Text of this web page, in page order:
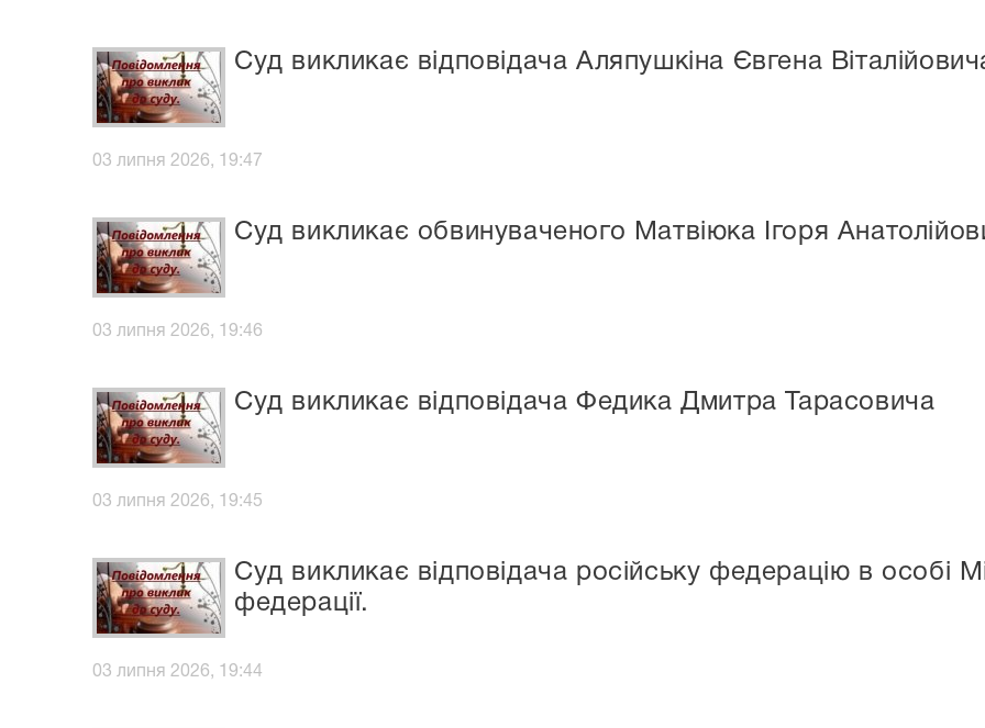
Суд викликає відповідача Аляпушкіна Євгена
03 липня 2026, 19:47
Суд викликає обвинуваченого Матвіюка Ігоря
03 липня 2026, 19:46
Суд викликає відповідача Федика Дмитра Тарасовича
03 липня 2026, 19:45
Суд викликає відповідача російську федерацію в особі
федерації.
03 липня 2026, 19:44